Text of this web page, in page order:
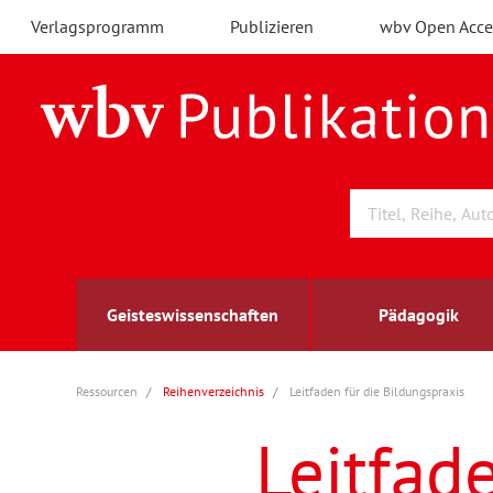
Verlagsprogramm Publizieren wbv Open
Geisteswissenschaften Pädagogik
Archäologie
Berufs- und Wirtschaftspädagogik
Arbeitsmarktforschung
Außenwirtschaft
berufsbildung
Ressourcen Reihenverzeichnis Leitfaden für die Bildungspraxis